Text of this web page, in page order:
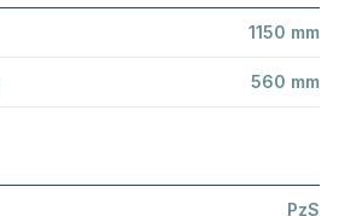
1150 mm
560 mm
PzS